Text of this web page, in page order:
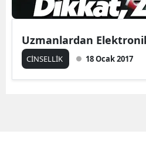
Uzmanlardan
CİNSELLİK 18 Ocak 2017